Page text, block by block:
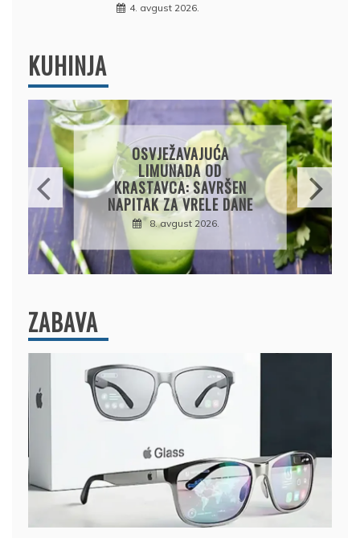
4. avgust 2026.
KUHINJA
KROMPIRUŠA IZLIVAČA:
JEDNOSTAVNA PITA BEZ
KORA, HRSKAVA I
UKUSNA
8. avgust 2026.
ZABAVA